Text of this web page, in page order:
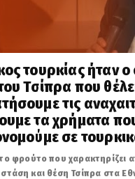
τουρκίας ήταν
Τσίπρα που
τις
τα χρήματα
σε
φρούτο που χαρακτηρίζει
στάση και θέση Τσίπρα στα